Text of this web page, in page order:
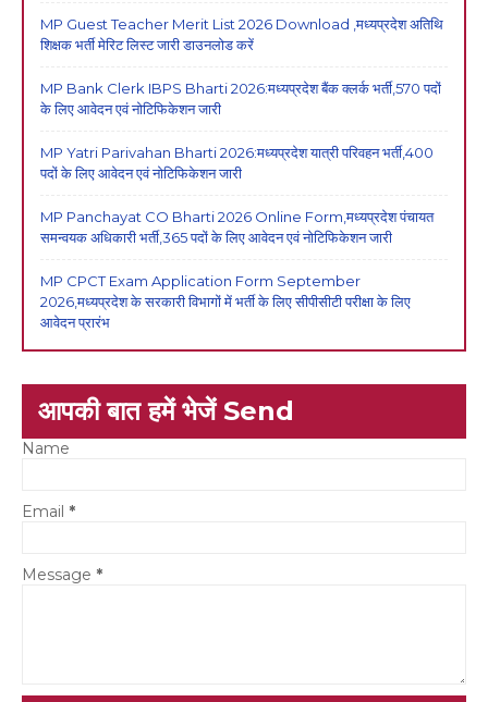
MP Guest Teacher Merit List 2026 Download ,मध्यप्रदेश अतिथि
शिक्षक भर्ती मेरिट लिस्ट जारी डाउनलोड करें
MP Bank Clerk IBPS Bharti 2026:मध्यप्रदेश बैंक क्लर्क भर्ती,570 पदों
के लिए आवेदन एवं नोटिफिकेशन जारी
MP Yatri Parivahan Bharti 2026:मध्यप्रदेश यात्री परिवहन भर्ती,400
पदों के लिए आवेदन एवं नोटिफिकेशन जारी
MP Panchayat CO Bharti 2026 Online Form,मध्यप्रदेश पंचायत
समन्वयक अधिकारी भर्ती,365 पदों के लिए आवेदन एवं नोटिफिकेशन जारी
MP CPCT Exam Application Form September
2026,मध्यप्रदेश के सरकारी विभागों में भर्ती के लिए सीपीसीटी परीक्षा के लिए
आवेदन प्रारंभ
आपकी बात हमें भेजें Send
Name
Email *
Message *